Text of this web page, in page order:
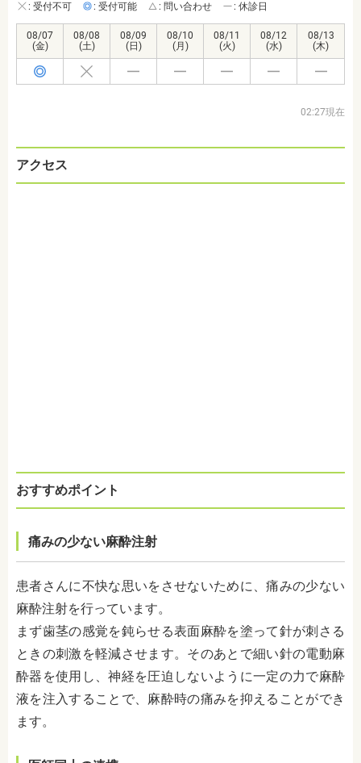
: 受付不可 : 受付可能 : 問い合わせ : 休診日
08/07
(金)
08/08
(土)
08/09
(日)
08/10
(月)
08/11
(火)
08/12
(水)
08/13
(木)
02:27現在
アクセス
おすすめポイント
痛みの少ない麻酔注射
患者さんに不快な思いをさせないために、痛みの少ない
麻酔注射を行っています。
まず歯茎の感覚を鈍らせる表面麻酔を塗って針が刺さる
ときの刺激を軽減させます。そのあとで細い針の電動麻
酔器を使用し、神経を圧迫しないように一定の力で麻酔
液を注入することで、麻酔時の痛みを抑えることができ
ます。